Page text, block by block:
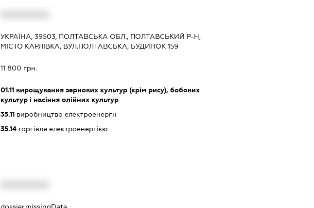
УКРАЇНА, 39503, ПОЛТАВСЬКА ОБЛ., ПОЛТАВСЬКИЙ Р-Н,
МІСТО КАРЛІВКА, ВУЛ.ПОЛТАВСЬКА, БУДИНОК 159
11 800 грн.
01.11вирощування зернових культур (крім рису), бобових
культур і насіння олійних культур
35.11виробництво електроенергії
35.14торгівля електроенергією